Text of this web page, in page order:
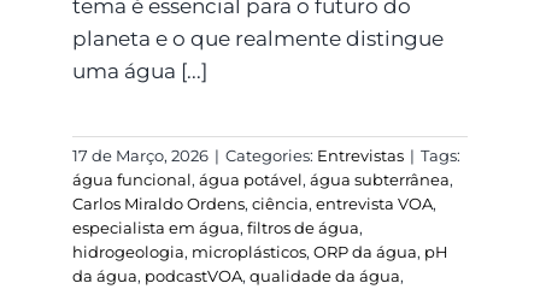
tema é essencial para o futuro do
planeta e o que realmente distingue
uma água [...]
17 de Março, 2026 | Categories: Entrevistas | Tags:
água funcional, água potável, água subterrânea,
Carlos Miraldo Ordens, ciência, entrevista VOA,
especialista em água, filtros de água,
hidrogeologia, microplásticos, ORP da água, pH
da água, podcastVOA, qualidade da água,